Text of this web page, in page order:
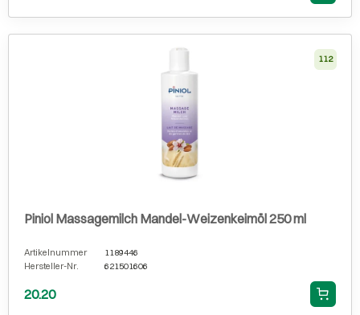
112
Piniol Massagemilch Mandel-Weizenkeimöl 250 ml
Artikelnummer
1189446
Hersteller-Nr.
621501606
20.20